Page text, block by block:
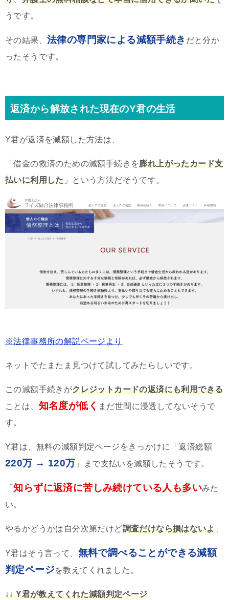
うです。
その結果、 法律の専門家による減額手続き だと分か
ったそうです。
返済から解放された現在のY君の生活
Y君が返済を減額した方法は、
「借金の救済のための減額手続きを膨れ上がったカード支
払いに利用した」という方法だそうです。
※法律事務所の解説ページより
ネットでたまたま見つけて試してみたらしいです。
この減額手続きがクレジットカードの返済にも利用できる
ことは、 知名度が低く まだ世間に浸透してないそうで
す。
Y君は、無料の減額判定ページをきっかけに「返済総額
220万 → 120万 」まで支払いを減額したそうです。
「知らずに返済に苦しみ続けている人も多いみた
い。
やるかどうかは自分次第だけど調査だけなら損はないよ 」
Y君はそう言って、 無料で調べることができる減額
判定ページを教えてくれました。
↓↓ Y君が教えてくれた減額判定ページ